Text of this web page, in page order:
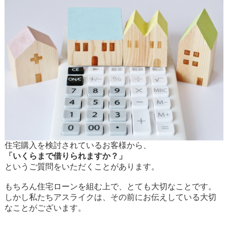
住宅購入を検討されているお客様から、
「いくらまで借りられますか？」
というご質問をいただくことがあります。
もちろん住宅ローンを組む上で、とても大切なことです。
しかし私たちアスライクは、その前にお伝えしている大切
なことがございます。